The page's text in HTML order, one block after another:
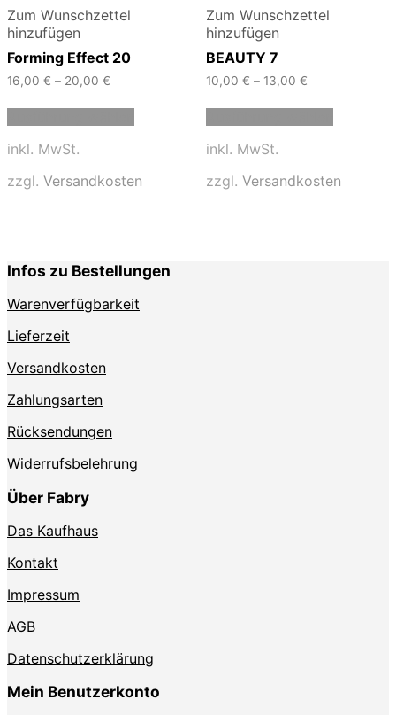
Zum Wunschzettel
hinzufügen
Forming Effect 20
16,00 € – 20,00 €
auf.
der
Produktseite
gewählt
inkl. MwSt.
zzgl. Versandkosten
Zum Wunschzettel
hinzufügen
BEAUTY 7
10,00 € – 13,00 €
auf.
inkl. MwSt.
zzgl. Versandkosten
Infos zu Bestellungen
Warenverfügbarkeit
Lieferzeit
Versandkosten
Zahlungsarten
Rücksendungen
Widerrufsbelehrung
Über Fabry
Das Kaufhaus
Kontakt
Impressum
AGB
Datenschutzerklärung
Mein Benutzerkonto